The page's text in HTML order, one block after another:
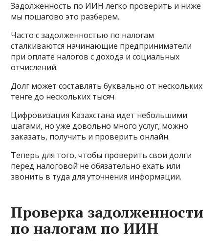
Задолженность по ИИН легко проверить и ниже
мы пошагово это разберём.
Часто с задолженностью по налогам
сталкиваются начинающие предприниматели
при оплате налогов с дохода и социальных
отчислений.
Долг может составлять буквально от нескольких
тенге до нескольких тысяч.
Цифровизация Казахстана идет небольшими
шагами, но уже довольно много услуг, можно
заказать, получить и проверить онлайн.
Теперь для того, чтобы проверить свои долги
перед налоговой не обязательно ехать или
звонить в туда для уточнения информации.
Проверка задолженности
по налогам по ИИН